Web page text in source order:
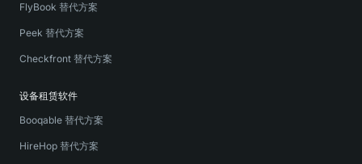
FlyBook 替代方案
Peek 替代方案
Checkfront 替代方案
设备租赁软件
Booqable 替代方案
HireHop 替代方案